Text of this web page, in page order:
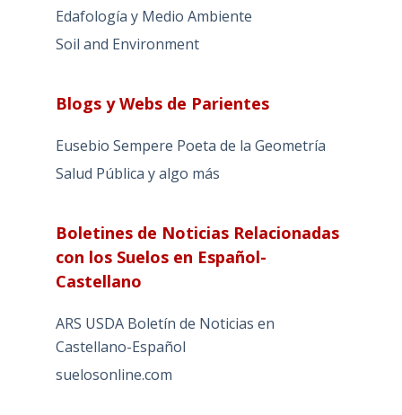
Edafología y Medio Ambiente
Soil and Environment
Blogs y Webs de Parientes
Eusebio Sempere Poeta de la Geometría
Salud Pública y algo más
Boletines de Noticias Relacionadas
con los Suelos en Español-
Castellano
ARS USDA Boletín de Noticias en
Castellano-Español
suelosonline.com